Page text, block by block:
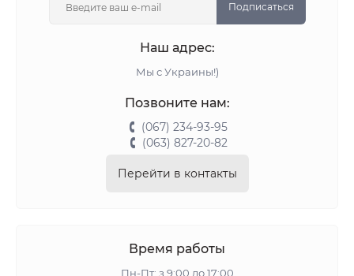
Подписаться
Наш адрес:
Мы с Украины!)
Позвоните нам:
(067) 234-93-95
(063) 827-20-82
Перейти в контакты
Время работы
Пн-Пт: з 9:00 до 17:00